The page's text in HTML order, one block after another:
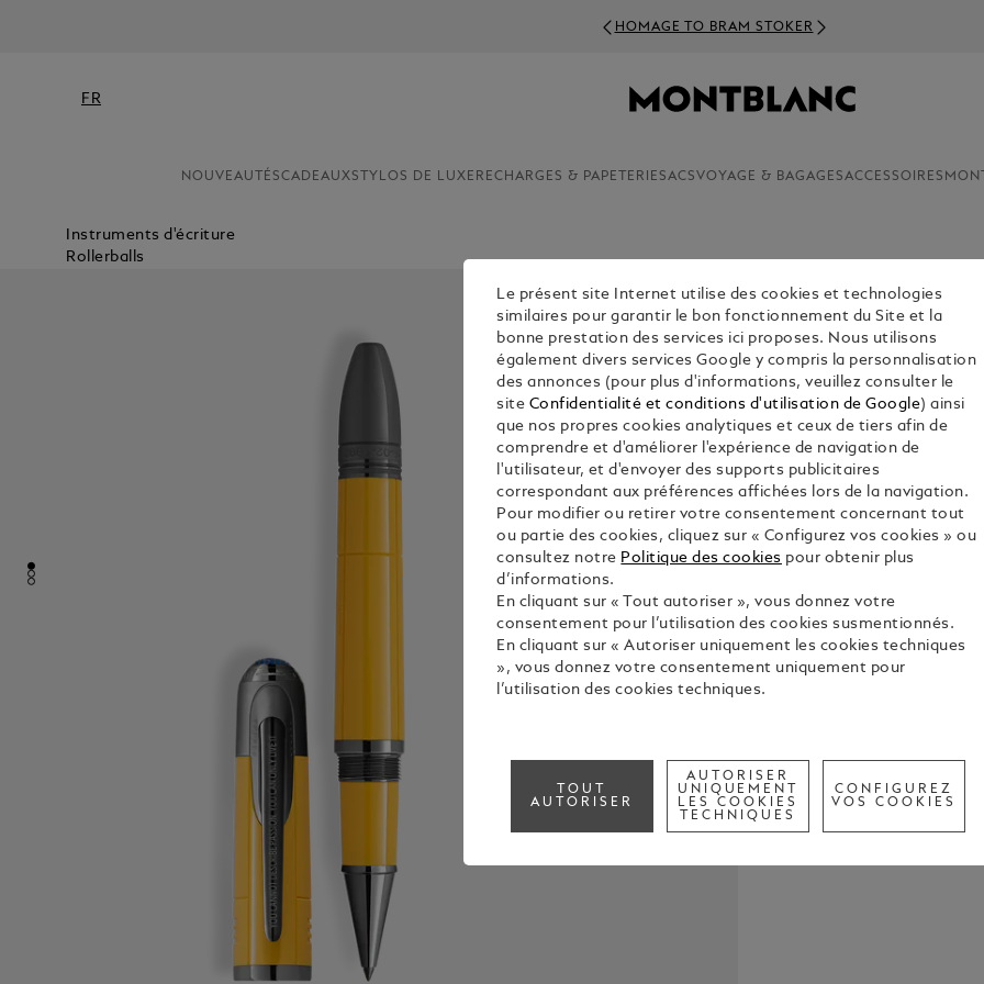
HOMAGE TO BRAM STOKER
FR
NOUVEAUTÉSCADEAUXSTYLOS DE LUXE RECHARGES & PAPETERIESACSVOYAGE & BAGAGESACCESSOIRES
Instruments d'écriture
Rollerballs
FERRARI
MODENA
€ 1,190.00
Ferrari est
puissants,
des
débridée
Characters
sa passion
des
et de la
cette
Voir tous
Call
Le présent site Internet utilise des cookies et technologies
similaires pour garantir le bon fonctionnement du Site et la
bonne prestation des services ici proposes. Nous utilisons
également divers services Google y compris la personnalisation
des annonces (pour plus d'informations, veuillez consulter le
site Confidentialité et conditions d'utilisation de Google) ainsi
que nos propres cookies analytiques et ceux de tiers afin de
comprendre et d'améliorer l'expérience de navigation de
l'utilisateur, et d'envoyer des supports publicitaires
correspondant aux préférences affichées lors de la navigation.
Pour modifier ou retirer votre consentement concernant tout
ou partie des cookies, cliquez sur « Configurez vos cookies » ou
consultez notre Politique des cookies pour obtenir plus
d’informations.
En cliquant sur « Tout autoriser », vous donnez votre
consentement pour l’utilisation des cookies susmentionnés.
En cliquant sur « Autoriser uniquement les cookies techniques
», vous donnez votre consentement uniquement pour
l’utilisation des cookies techniques.
TOUT
AUTORISER
AUTORISER
UNIQUEMENT
LES COOKIES
TECHNIQUES
CONFIGUREZ
VOS COOKIES